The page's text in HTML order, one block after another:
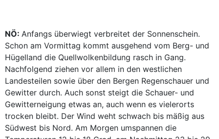
NÖ: Anfangs überwiegt verbreitet der Sonnenschein.
Schon am Vormittag kommt ausgehend vom Berg- und
Hügelland die Quellwolkenbildung rasch in Gang.
Nachfolgend ziehen vor allem in den westlichen
Landesteilen sowie über den Bergen Regenschauer und
Gewitter durch. Auch sonst steigt die Schauer- und
Gewitterneigung etwas an, auch wenn es vielerorts
trocken bleibt. Der Wind weht schwach bis mäßig aus
Südwest bis Nord. Am Morgen umspannen die